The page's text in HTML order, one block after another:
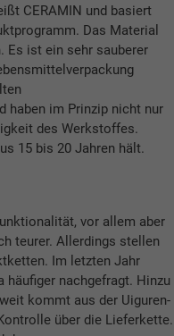
CERAMIN und basiert
Das Material
Es ist ein sehr sauberer
haben im Prinzip nicht nur
des Werkstoffes.
15 bis 20 Jahren hält.
vor allem aber
teurer. Allerdings stellen
Im letzten Jahr
nachgefragt. Hinzu
kommt aus der Uiguren-
über die Lieferkette.